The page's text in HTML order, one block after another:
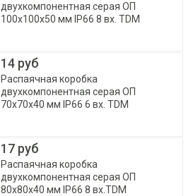
двухкомпонентная серая ОП
100х100х50 мм IP66 8 вх. TDM
14 руб
Распаячная коробка
двухкомпонентная серая ОП
70х70х40 мм IP66 6 вх. TDM
17 руб
Распаячная коробка
двухкомпонентная серая ОП
80х80х40 мм IP66 8 вх.TDM